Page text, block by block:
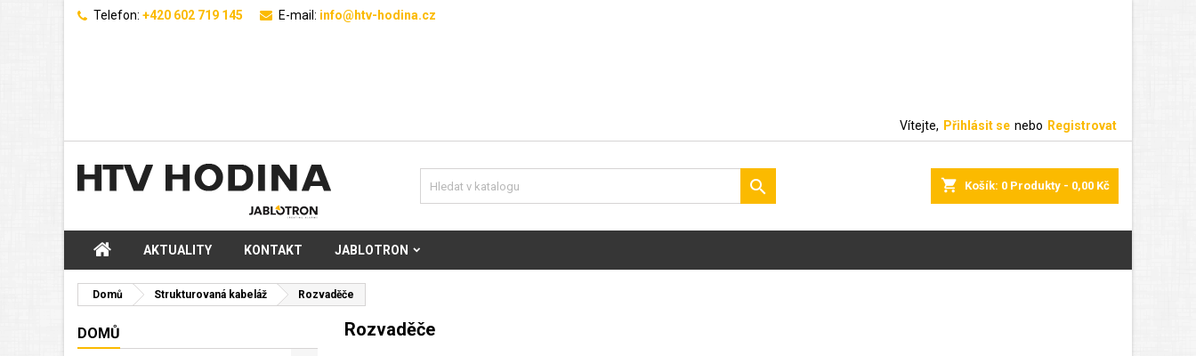
Telefon: +420 602 719 145 E-mail: info@htv-hodina.cz
Vítejte, Přihlásit se nebo Registrovat
shopping_cart Košík: 0 Produkty - 0,00 Kč

AKTUALITY KONTAKT JABLOTRON
Domů Strukturovaná kabeláž Rozvaděče
DOMŮ Rozvaděče